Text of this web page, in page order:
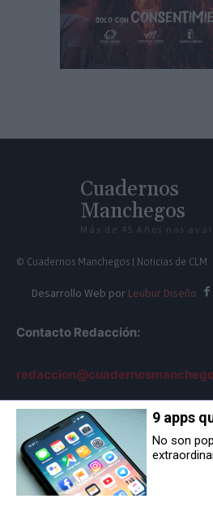
Cuadernos
Manchegos
Más de 45 Años nos
© Cuadernos Manchegos | Noticias de CLM
Desarrollo Web por Leubur Diseño
Contacto Redacción:
Contacto Dirección:
info@cuadernosmanchegos.com
9 apps
No son